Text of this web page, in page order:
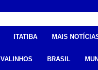
ITATIBA MAIS
VALINHOS BRASIL